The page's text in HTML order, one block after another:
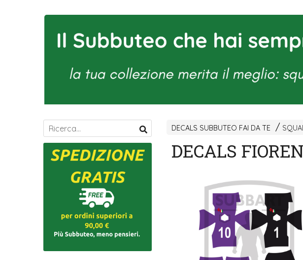
DECALS SUBBUTEO FAI DA TE
DECALS